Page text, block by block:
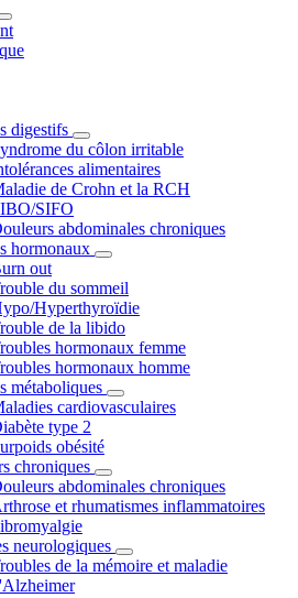
digestifs
du côlon irritable
alimentaires
de Crohn et la RCH
SIFO
abdominales chroniques
hormonaux
out
du sommeil
Hyperthyroïdie
de la libido
hormonaux femme
hormonaux homme
métaboliques
cardiovasculaires
type 2
obésité
chroniques
abdominales chroniques
et rhumatismes inflammatoires
neurologiques
de la mémoire et maladie